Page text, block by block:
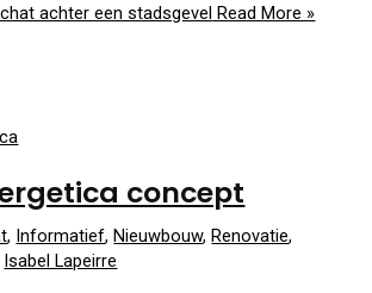
achter een stadsgevel Read More »
concept
, Informatief,Nieuwbouw,Renovatie,
Isabel Lapeirre